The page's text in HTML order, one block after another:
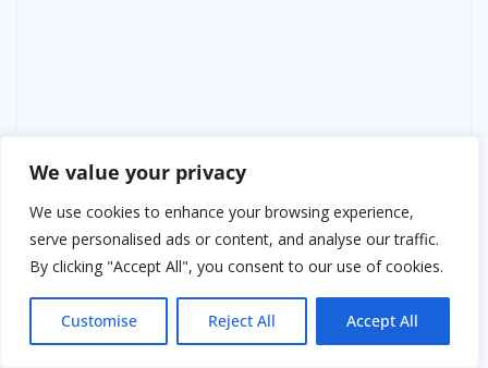
We value your privacy
We use cookies to enhance your browsing experience,
serve personalised ads or content, and analyse our traffic.
By clicking "Accept All", you consent to our use of cookies.
Customise Reject All Accept All
Леонид взял мою руку. Кожа к коже. Шершавая к
– Прости меня, Римма. Я думал, если буду хорошим